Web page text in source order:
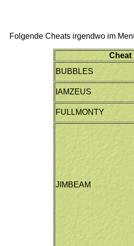
Folgende Cheats irgendwo im
Cheat
BUBBLES
IAMZEUS
FULLMONTY
JIMBEAM